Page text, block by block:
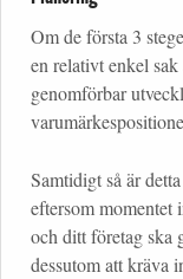
Om de första 3
en relativt enkel
genomförbar
Samtidigt så är
eftersom momentet
och ditt företag ska
dessutom att kräva